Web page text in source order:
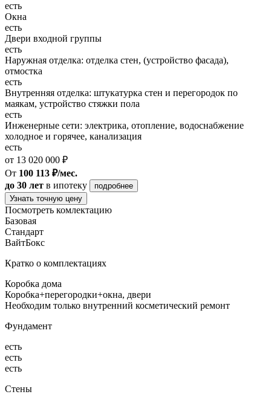
есть
Окна
есть
Двери входной группы
есть
Наружная отделка: отделка стен, (устройство фасада),
отмостка
есть
Внутренняя отделка: штукатурка стен и перегородок по
маякам, устройство стяжки пола
есть
Инженерные сети: электрика, отопление, водоснабжение
холодное и горячее, канализация
есть
от 13 020 000 ₽
От 100 113 ₽/мес.
до 30 лет в ипотеку
подробнее
Узнать точную цену
Посмотреть комлектацию
Базовая
Стандарт
ВайтБокс
Кратко о комплектациях
Коробка дома
Коробка+перегородки+окна, двери
Необходим только внутренний косметический ремонт
Фундамент
есть
есть
есть
Стены